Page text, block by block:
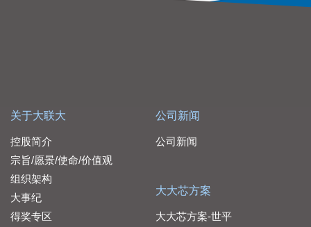
关于大联大
控股简介
宗旨/愿景/使命/价值观
组织架构
大事纪
得奖专区
公司新闻
公司新闻
大大芯方案
大大芯方案-世平